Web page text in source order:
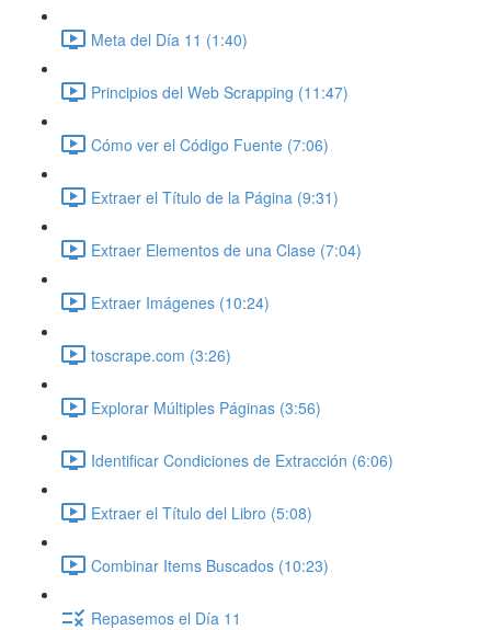
Meta del Día 11 (1:40)
Principios del Web Scrapping (11:47)
Cómo ver el Código Fuente (7:06)
Extraer el Título de la Página (9:31)
Extraer Elementos de una Clase (7:04)
Extraer Imágenes (10:24)
toscrape.com (3:26)
Explorar Múltiples Páginas (3:56)
Identificar Condiciones de Extracción (6:06)
Extraer el Título del Libro (5:08)
Combinar Items Buscados (10:23)
Repasemos el Día 11